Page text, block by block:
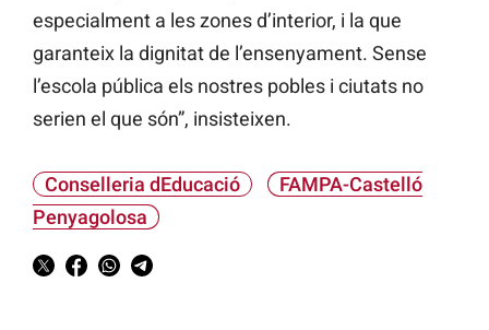
especialment a les zones d’interior, i la que
garanteix la dignitat de l’ensenyament. Sense
l’escola pública els nostres pobles i ciutats no
serien el que són”, insisteixen.
Conselleria dEducació
FAMPA-Castelló
Penyagolosa